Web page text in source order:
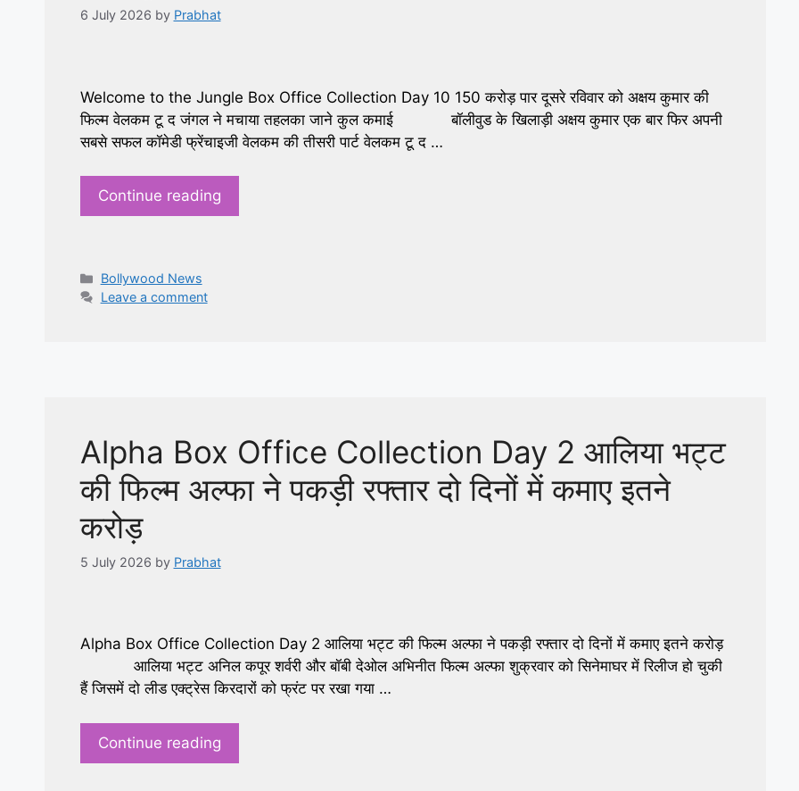
6 July 2026 by Prabhat
Welcome to the Jungle Box Office Collection Day 10 150 करोड़ पार दूसरे रविवार को अक्षय कुमार की
फिल्म वेलकम टू द जंगल ने मचाया तहलका जाने कुल कमाई बॉलीवुड के खिलाड़ी अक्षय कुमार एक बार फिर अपनी
सबसे सफल कॉमेडी फ्रेंचाइजी वेलकम की तीसरी पार्ट वेलकम टू द …
Continue reading
Categories
Bollywood News
Leave a comment
Alpha Box Office Collection Day 2 आलिया भट्ट
की फिल्म अल्फा ने पकड़ी रफ्तार दो दिनों में कमाए इतने
करोड़
5 July 2026 by Prabhat
Alpha Box Office Collection Day 2 आलिया भट्ट की फिल्म अल्फा ने पकड़ी रफ्तार दो दिनों में कमाए इतने करोड़
आलिया भट्ट अनिल कपूर शर्वरी और बॉबी देओल अभिनीत फिल्म अल्फा शुक्रवार को सिनेमाघर में रिलीज हो चुकी
हैं जिसमें दो लीड एक्ट्रेस किरदारों को फ्रंट पर रखा गया …
Continue reading